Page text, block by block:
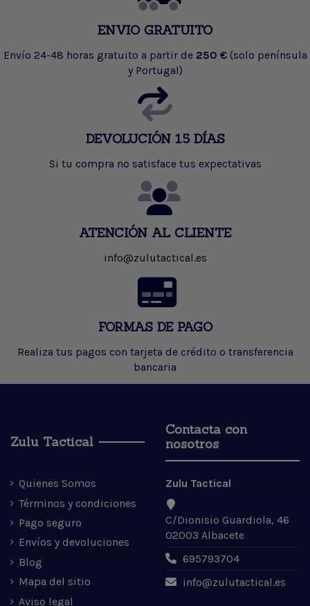
ENVIO GRATUITO
Envío 24-48 horas gratuito a partir de 250 € (solo península
y Portugal)
DEVOLUCIÓN 15 DÍAS
Si tu compra no satisface tus expectativas
ATENCIÓN AL CLIENTE
info@zulutactical.es
FORMAS DE PAGO
Realiza tus pagos con tarjeta de crédito o transferencia
bancaria
Zulu Tactical
Quienes Somos
Términos y condiciones
Pago seguro
Envíos y devoluciones
Blog
Mapa del sitio
Aviso legal
Contacta con
nosotros
Zulu Tactical
C/Dionisio Guardiola, 46
02003 Albacete
695793704
info@zulutactical.es